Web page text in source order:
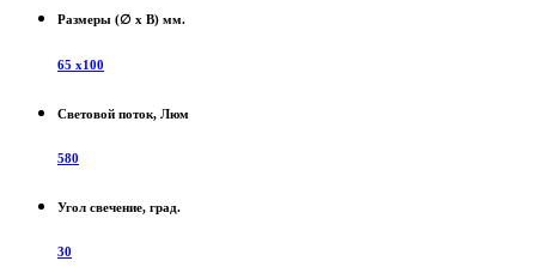
Размеры (∅ х В) мм.
65 х100
Световой поток, Люм
580
Угол свечение, град.
30